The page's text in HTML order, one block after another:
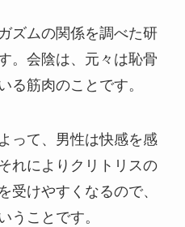
ズムの関係を調べた研
。会陰は、元々は恥骨
る筋肉のことです。
って、男性は快感を感
れによりクリトリスの
受けやすくなるので、
うことです。